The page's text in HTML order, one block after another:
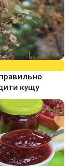
кущу